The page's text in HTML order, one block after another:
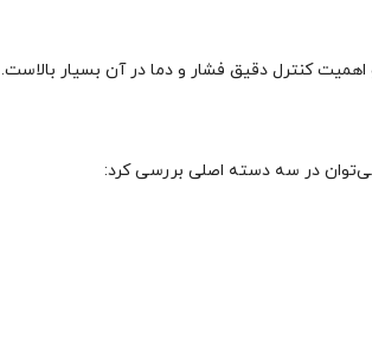
کنترل دقیق فشار و دما در آن بسیار بالاست.
در سه دسته اصلی بررسی کرد: